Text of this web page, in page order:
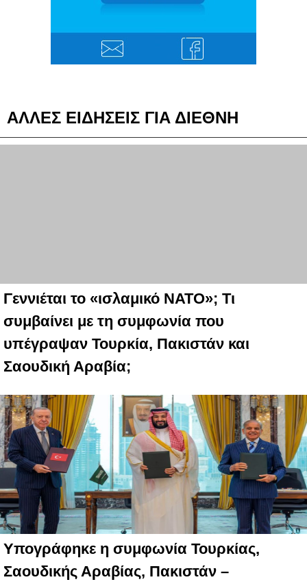
ΑΛΛΕΣ ΕΙΔΗΣΕΙΣ ΓΙΑ ΔΙΕΘΝΗ
Γεννιέται το «ισλαμικό ΝΑΤΟ»; Τι
συμβαίνει με τη συμφωνία που
υπέγραψαν Τουρκία, Πακιστάν και
Σαουδική Αραβία;
Υπογράφηκε η συμφωνία Τουρκίας,
Σαουδικής Αραβίας, Πακιστάν –